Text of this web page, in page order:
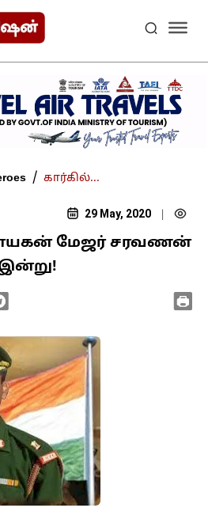
/ கார்கில்...
29 May, 2020
மேஜர் சரவணன்